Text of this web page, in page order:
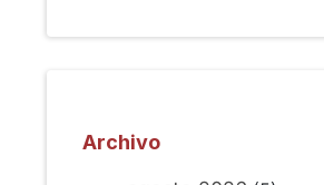
Archivo